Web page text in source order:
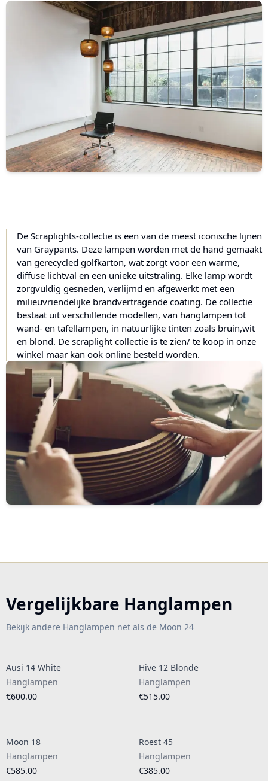
De Scraplights-collectie is een van de meest iconische lijnen
van Graypants. Deze lampen worden met de hand gemaakt
van gerecycled golfkarton, wat zorgt voor een warme,
diffuse lichtval en een unieke uitstraling. Elke lamp wordt
zorgvuldig gesneden, verlijmd en afgewerkt met een
milieuvriendelijke brandvertragende coating. De collectie
bestaat uit verschillende modellen, van hanglampen tot
wand- en tafellampen, in natuurlijke tinten zoals bruin,wit
en blond. De scraplight collectie is te zien/ te koop in onze
winkel maar kan ook online besteld worden.
Vergelijkbare Hanglampen
Bekijk andere Hanglampen net als de Moon 24
Ausi 14 White
Hanglampen
€600.00
Hive 12 Blonde
Hanglampen
€515.00
Moon 18
Hanglampen
€585.00
Roest 45
Hanglampen
€385.00